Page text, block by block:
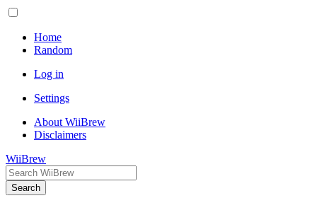
Home
Random
Log in
Settings
About WiiBrew
Disclaimers
WiiBrew
Search